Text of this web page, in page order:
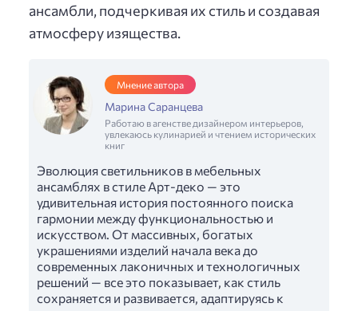
ансамбли, подчеркивая их стиль и создавая
атмосферу изящества.
Мнение автора
Марина Саранцева
Работаю в агенстве дизайнером интерьеров,
увлекаюсь кулинарией и чтением исторических
книг
Эволюция светильников в мебельных
ансамблях в стиле Арт-деко — это
удивительная история постоянного поиска
гармонии между функциональностью и
искусством. От массивных, богатых
украшениями изделий начала века до
современных лаконичных и технологичных
решений — все это показывает, как стиль
сохраняется и развивается, адаптируясь к